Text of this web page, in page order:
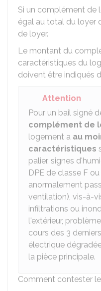
Si un complément de
égal au total du loyer
de loyer.
Le montant du
caractéristiques du
doivent être indiqués
Attention
Pour un bail signé
complément de
logement a au
caractéristiques
palier, signes
DPE de classe F
anormalement
ventilation), vis-à-
infiltrations ou
l'extérieur,
cours des 3
électrique
la pièce principale.
Comment contester